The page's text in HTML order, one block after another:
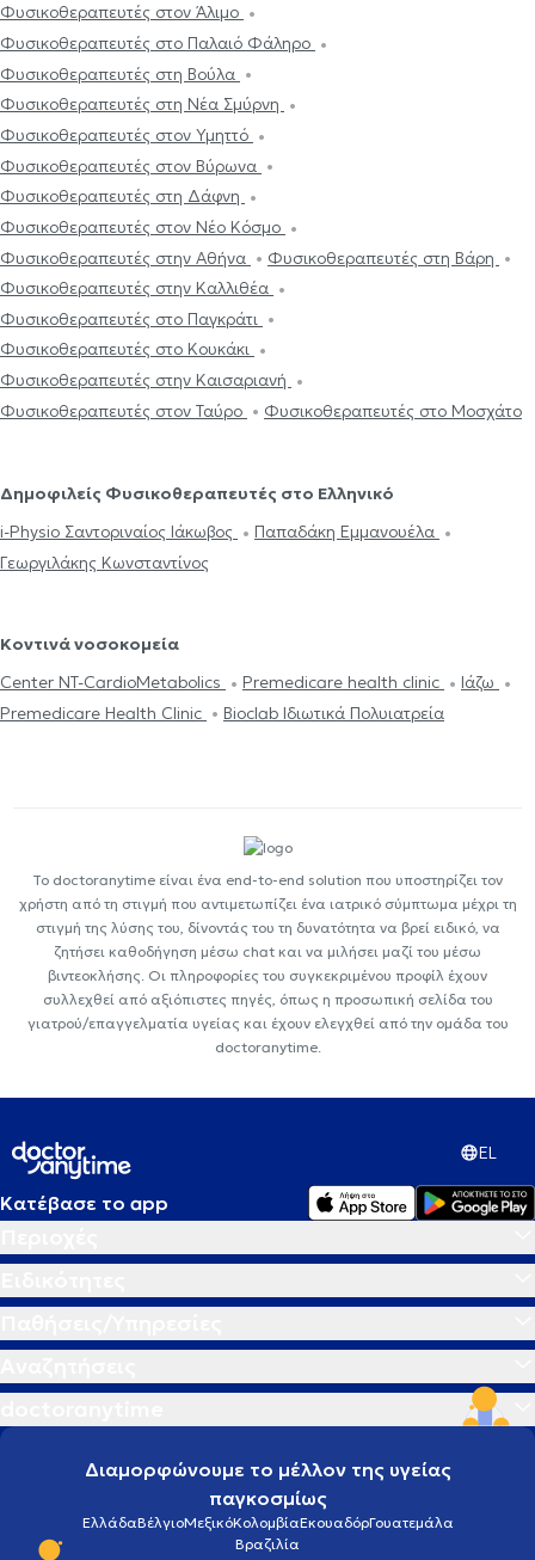
Φυσικοθεραπευτές στον Άλιμο
Φυσικοθεραπευτές στο Παλαιό Φάληρο
Φυσικοθεραπευτές στη Βούλα
Φυσικοθεραπευτές στη Νέα Σμύρνη
Φυσικοθεραπευτές στον Υμηττό
Φυσικοθεραπευτές στον Βύρωνα
Φυσικοθεραπευτές στη Δάφνη
Φυσικοθεραπευτές στον Νέο Κόσμο
Φυσικοθεραπευτές στην Αθήνα
Φυσικοθεραπευτές στη Βάρη
Φυσικοθεραπευτές στην Καλλιθέα
Φυσικοθεραπευτές στο Παγκράτι
Φυσικοθεραπευτές στο Κουκάκι
Φυσικοθεραπευτές στην Καισαριανή
Φυσικοθεραπευτές στον Ταύρο
Φυσικοθεραπευτές στο Μοσχάτο
Δημοφιλείς Φυσικοθεραπευτές στο Ελληνικό
i-Physio Σαντοριναίος Ιάκωβος
Παπαδάκη Εμμανουέλα
Γεωργιλάκης Κωνσταντίνος
Κοντινά νοσοκομεία
Center NT-CardioMetabolics
Premedicare health clinic
Ιάζω
Premedicare Health Clinic
Bioclab Ιδιωτικά Πολυιατρεία
Το doctoranytime είναι ένα end-to-end solution που υποστηρίζει τον
χρήστη από τη στιγμή που αντιμετωπίζει ένα ιατρικό σύμπτωμα μέχρι τη
στιγμή της λύσης του, δίνοντάς του τη δυνατότητα να βρεί ειδικό, να
ζητήσει καθοδήγηση μέσω chat και να μιλήσει μαζί του μέσω
βιντεοκλήσης. Οι πληροφορίες του συγκεκριμένου προφίλ έχουν
συλλεχθεί από αξιόπιστες πηγές, όπως η προσωπική σελίδα του
γιατρού/επαγγελματία υγείας και έχουν ελεγχθεί από την ομάδα του
doctoranytime.
EL
Κατέβασε το app
Διαμορφώνουμε το μέλλον της υγείας
παγκοσμίως
ΕλλάδαΒέλγιοΜεξικόΚολομβίαΕκουαδόρΓουατεμάλα
Βραζιλία